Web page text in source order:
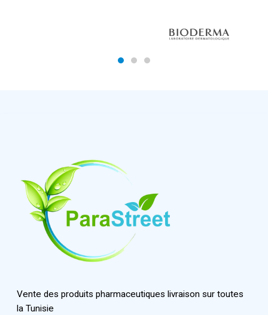
Vente des produits pharmaceutiques livraison sur toutes
la Tunisie